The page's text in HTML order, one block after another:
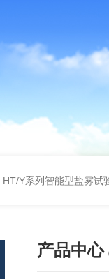
HT/Y系列智能型盐雾试
产品中心